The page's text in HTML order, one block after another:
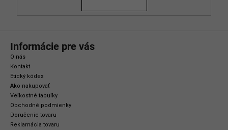
k
Informácie pre vás
O nás
Kontakt
Etický kódex
Ako nakupovať
Veľkostné tabuľky
Obchodné podmienky
Doručenie tovaru
Reklamácia tovaru